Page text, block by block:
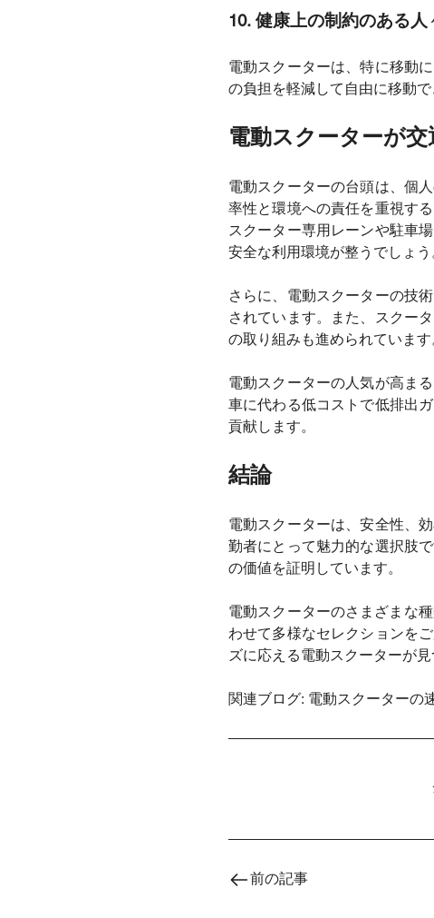
10. 健康上の制約のある人
電動スクーターは、特に移動
の負担を軽減して自由に移動で
電動スクーターが
電動スクーターの台頭は、個
率性と環境への責任を重視す
スクーター専用レーンや駐車
安全な利用環境が整うでしょう
さらに、電動スクーターの技
されています。また、スクー
の取り組みも進められています
電動スクーターの人気が高ま
車に代わる低コストで低排出
貢献します。
結論
電動スクーターは、安全性、
勤者にとって魅力的な選択肢
の価値を証明しています。
電動スクーターのさまざまな
わせて多様なセレクションを
ズに応える電動スクーターが見
関連ブログ: 電動スクーターの
前の記事